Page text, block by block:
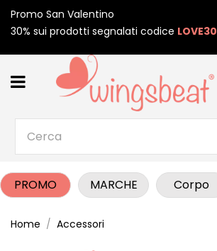
Promo San Valentino
30% sui prodotti segnalati codice LOVE30
PROMO MARCHE Corpo
Home Accessori